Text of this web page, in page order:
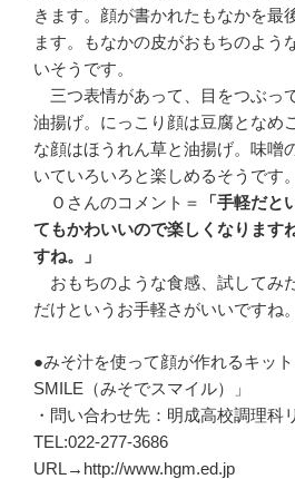
きます。顔が書かれたもなかを最
ます。もなかの皮がおもちのよう
いそうです。
三つ表情があって、目をつぶっ
油揚げ。にっこり顔は豆腐となめ
な顔はほうれん草と油揚げ。味噌
いていろいろと楽しめるそうです。
Ｏさんのコメント＝
「手軽だと
てもかわいいので楽しくなります
すね。」
おもちのような食感、試してみ
だけというお手軽さがいいですね。
●みそ汁を使って顔が作れるキッ
SMILE（みそでスマイル）」
・問い合わせ先：明成高校調理
TEL:022-277-3686
URL→http://www.hgm.ed.jp